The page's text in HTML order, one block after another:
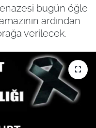
bugün öğle
ardından
verilecek.